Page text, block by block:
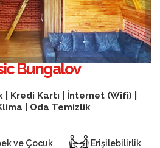
Bungalov
| Kredi Kartı | İnternet (Wifi) |
| Oda Temizlik
ve Çocuk Erişilebilirlik